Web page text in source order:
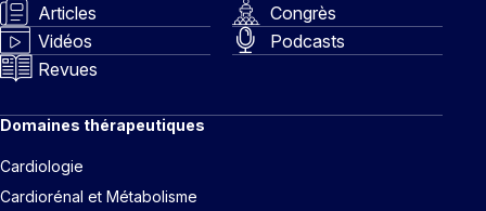
Articles
Congrès
Vidéos
Podcasts
Revues
Domaines thérapeutiques
Cardiologie
Cardiorénal et Métabolisme